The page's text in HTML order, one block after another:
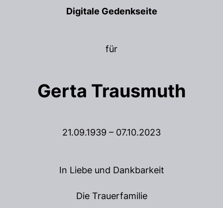
Digitale Gedenkseite
für
Gerta Trausmuth
21.09.1939 – 07.10.2023
In Liebe und Dankbarkeit
Die Trauerfamilie